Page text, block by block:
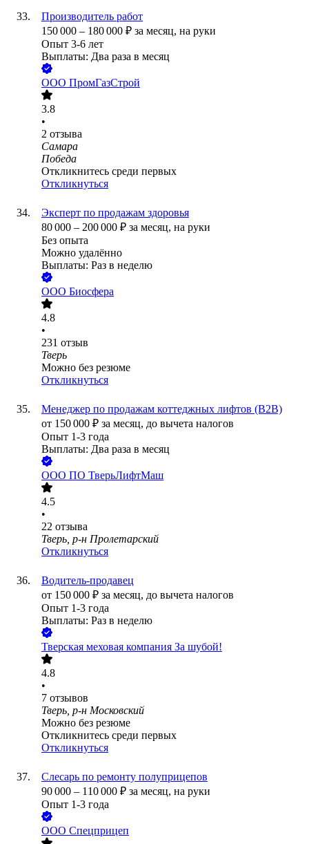
Производитель работ
150 000 – 180 000 ₽ за месяц, на руки
Опыт 3-6 лет
Выплаты: Два раза в месяц
ООО ПромГазСтрой
3.8
•
2 отзыва
Самара
Победа
Откликнитесь среди первых
Откликнуться
Эксперт по продажам здоровья
80 000 – 200 000 ₽ за месяц, на руки
Без опыта
Можно удалённо
Выплаты: Раз в неделю
ООО Биосфера
4.8
•
231 отзыв
Тверь
Можно без резюме
Откликнуться
Менеджер по продажам коттеджных лифтов (B2B)
от 150 000 ₽ за месяц, до вычета налогов
Опыт 1-3 года
Выплаты: Два раза в месяц
ООО ПО ТверьЛифтМаш
4.5
•
22 отзыва
Тверь, р-н Пролетарский
Откликнуться
Водитель-продавец
от 150 000 ₽ за месяц, до вычета налогов
Опыт 1-3 года
Выплаты: Раз в неделю
Тверская меховая компания За шубой!
4.8
•
7 отзывов
Тверь, р-н Московский
Можно без резюме
Откликнитесь среди первых
Откликнуться
Слесарь по ремонту полуприцепов
90 000 – 110 000 ₽ за месяц, на руки
Опыт 1-3 года
ООО Спецприцеп